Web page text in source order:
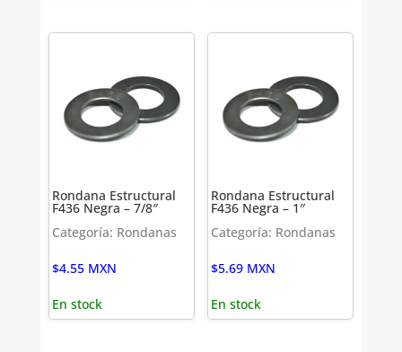
Rondana Estructural
F436 Negra – 7/8″
Categoría: Rondanas
$4.55 MXN
En stock
Rondana Estructural
F436 Negra – 1″
Categoría: Rondanas
$5.69 MXN
En stock